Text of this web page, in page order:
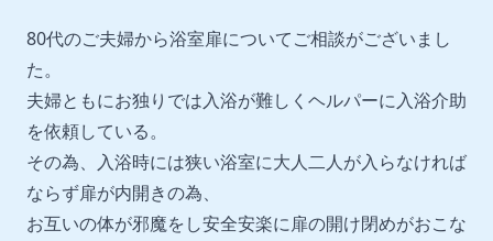
80代のご夫婦から浴室扉についてご相談がございまし
た。
夫婦ともにお独りでは入浴が難しくヘルパーに入浴介助
を依頼している。
その為、入浴時には狭い浴室に大人二人が入らなければ
ならず扉が内開きの為、
お互いの体が邪魔をし安全安楽に扉の開け閉めがおこな